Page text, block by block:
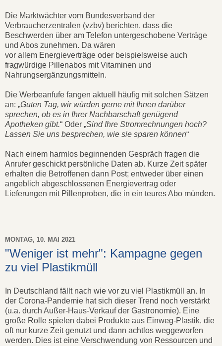
Die Marktwächter vom Bundesverband der
Verbraucherzentralen (vzbv) berichten, dass die
Beschwerden über am Telefon untergeschobene Verträge
und Abos zunehmen. Da wären
vor allem Energieverträge oder beispielsweise auch
fragwürdige Pillenabos mit Vitaminen und
Nahrungsergänzungsmitteln.
Die Werbeanfufe fangen aktuell häufig mit solchen Sätzen
an: „Guten Tag, wir würden gerne mit Ihnen darüber
sprechen, ob es in Ihrer Nachbarschaft genügend
Apotheken gibt.“ Oder „Sind Ihre Stromrechnungen hoch?
Lassen Sie uns besprechen, wie sie sparen können“
Nach einem harmlos beginnenden Gespräch fragen die
Anrufer geschickt persönliche Daten ab. Kurze Zeit später
erhalten die Betroffenen dann Post; entweder über einen
angeblich abgeschlossenen Energievertrag oder
Lieferungen mit Pillenproben, die in ein teures Abo münden.
MONTAG, 10. MAI 2021
"Weniger ist mehr": Kampagne gegen
zu viel Plastikmüll
In Deutschland fällt nach wie vor zu viel Plastikmüll an. In
der Corona-Pandemie hat sich dieser Trend noch verstärkt
(u.a. durch Außer-Haus-Verkauf der Gastronomie). Eine
große Rolle spielen dabei Produkte aus Einweg-Plastik, die
oft nur kurze Zeit genutzt und dann achtlos weggeworfen
werden. Dies ist eine Verschwendung von Ressourcen und